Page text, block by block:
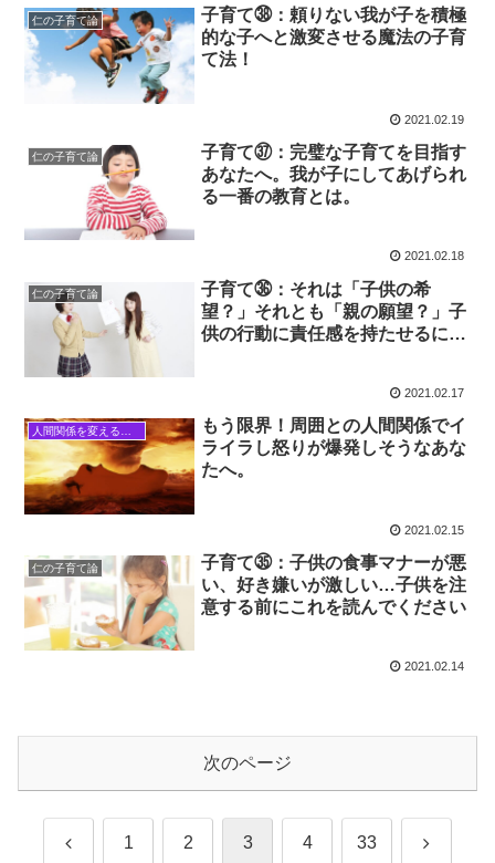
仁の子育て論
子育て㊳：頼りない我が子を積極
的な子へと激変させる魔法の子育
て法！
2021.02.19
仁の子育て論
子育て㊲：完璧な子育てを目指す
あなたへ。我が子にしてあげられ
る一番の教育とは。
2021.02.18
仁の子育て論
子育て㊱：それは「子供の希
望？」それとも「親の願望？」子
供の行動に責任感を持たせるに
2021.02.17
もう限界！周囲との人間関係でイ
ライラし怒りが爆発しそうなあな
たへ。
2021.02.15
仁の子育て論
子育て㉟：子供の食事マナーが悪
い、好き嫌いが激しい…子供を注
意する前にこれを読んでください
2021.02.14
次のページ
前 1 2 3 4 33 次